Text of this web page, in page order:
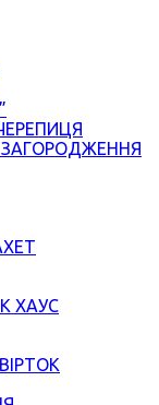
ЗАГОРОДЖЕННЯ
ХАУС